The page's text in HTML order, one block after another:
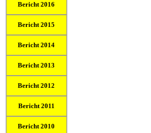
Bericht 2016
Bericht 2015
Bericht 2014
Bericht 2013
Bericht 2012
Bericht 2011
Bericht 2010